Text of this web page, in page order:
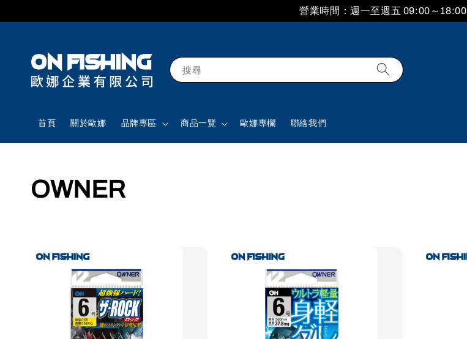
營業時間：週一至週五 09:00～18:00
搜尋
首頁 關於歐娜 品牌專區 商品一覽 歐娜專欄 聯絡我們
OWNER